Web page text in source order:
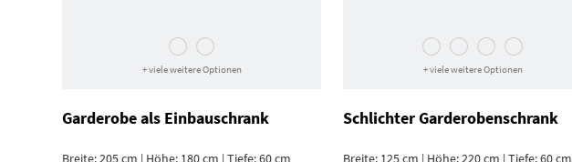
+ viele weitere Optionen
Garderobe als Einbauschrank
Breite: 205 cm | Höhe: 180 cm | Tiefe: 60 cm
+ viele weitere Optionen
Schlichter Garderoben­schrank
Breite: 125 cm | Höhe: 220 cm | Tiefe: 60 cm